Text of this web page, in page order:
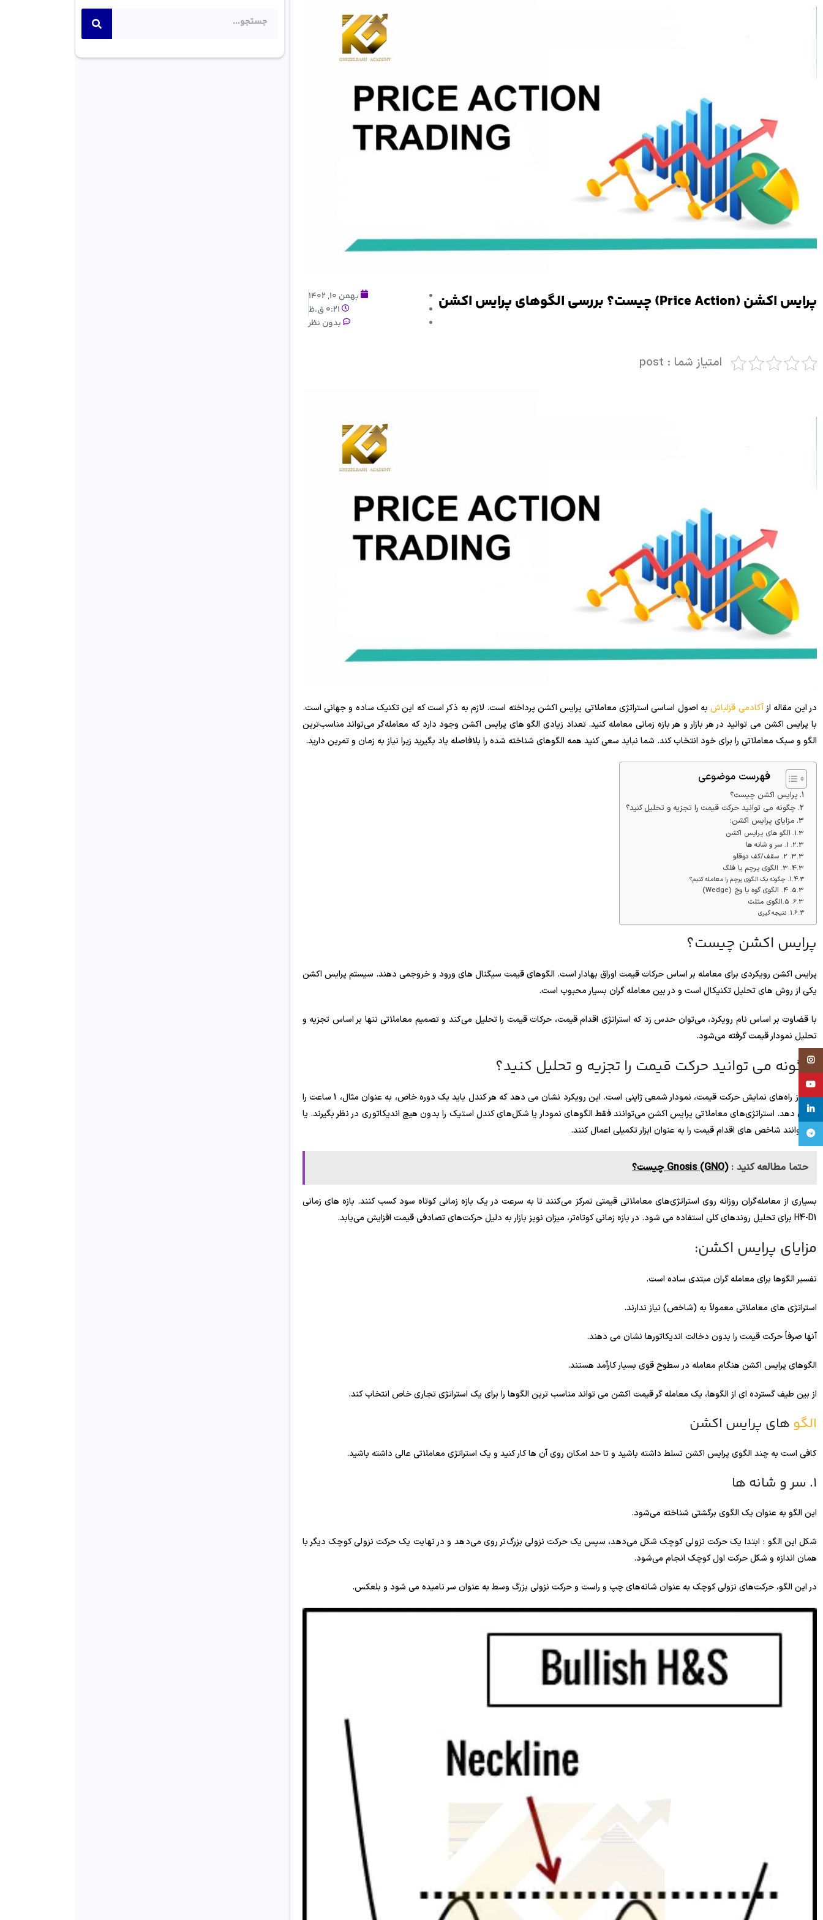
پرایس اکشن (Price Action) چیست؟ بررسی الگوهای پرایس اکشن
بهمن 10, 1402
0:21 ق.ظ
بدون نظر
امتیاز شما : post
در این مقاله از آکادمی قزلباشبه اصول اساسی استراتژی معاملاتی پرایس اکشن پرداخته است. لازم به ذکر است که این تکنیک ساده و جهانی است.
با پرایس اکشن می توانید در هر بازار و هر بازه زمانی معامله کنید. تعداد زیادی الگو های پرایس اکشن وجود دارد که معامله‌گر می‌تواند مناسب‌ترین
الگو و سبک معاملاتی را برای خود انتخاب کند. شما نباید سعی کنید همه الگوهای شناخته شده را بلافاصله یاد بگیرید زیرا نیاز به زمان و تمرین دارید.
فهرست موضوعی
پرایس اکشن چیست؟
چگونه می توانید حرکت قیمت را تجزیه و تحلیل کنید؟
مزایای پرایس اکشن:
الگو های پرایس اکشن
1. سر و شانه ها
2. سقف/کف دوقلو
3. الگوی پرچم یا فلگ
چگونه یک الگوی پرچم را معامله کنیم؟
4. الگوی گوه یا وج (Wedge)
5.الگوی مثلث
نتیجه گیری
پرایس اکشن چیست؟
پرایس اکشن رویکردی برای معامله بر اساس حرکات قیمت اوراق بهادار است. الگوهای قیمت سیگنال های ورود و خروجمی دهند. سیستم پرایس اکشن
یکی از روش های تحلیل تکنیکال است و در بین معامله گران بسیار محبوب است.
با قضاوت بر اساس نام رویکرد، می‌توان حدس زد که استراتژی اقدام قیمت، حرکات قیمت را تحلیل می‌کند و تصمیم معاملاتی تنها بر اساس تجزیه و
تحلیل نمودار قیمت گرفته می‌شود.
چگونه می توانید حرکت قیمت را تجزیه و تحلیل کنید؟
یکی از راه‌های نمایش حرکت قیمت، نمودار شمعی ژاپنی است. این رویکرد نشان می دهد که هر کندل باید یک دوره خاص، به عنوان مثال، 1 ساعت را
نشان دهد. استراتژی‌های معاملاتی پرایس اکشن می‌توانند فقط الگوهای نمودار یا شکل‌های کندل استیک را بدون هیچ اندیکاتوری در نظر بگیرند. یا
می توانند شاخص های اقدام قیمت را به عنوان ابزار تکمیلی اعمال کنند.
حتما مطالعه کنید : Gnosis (GNO) چیست؟
بسیاری از معامله‌گران روزانه روی استراتژی‌های معاملاتی قیمتی تمرکز می‌کنند تا به سرعت در یک بازه زمانی کوتاه سود کسب کنند. بازه های زمانی
H4-D1 برای تحلیل روندهای کلی استفاده می شود. در بازه زمانی کوتاه‌تر، میزان نویز بازار به دلیل حرکت‌های تصادفی قیمت افزایش می‌یابد.
مزایای پرایس اکشن:
تفسیر الگوها برای معامله گران مبتدی ساده است.
استراتژی های معاملاتی معمولاً به (شاخص) نیاز ندارند.
آنها صرفاً حرکت قیمت را بدون دخالت اندیکاتورها نشان می دهند.
الگوهای پرایس اکشن هنگام معامله در سطوح قوی بسیار کارآمد هستند.
از بین طیف گسترده ای از الگوها، یک معامله گر قیمت اکشن می تواند مناسب ترین الگوها را برای یک استراتژی تجاری خاص انتخاب کند.
الگو های پرایس اکشن
کافی است به چند الگوی پرایس اکشن تسلط داشته باشید و تا حد امکان روی آن ها کار کنید و یک استراتژی معاملاتی عالی داشته باشید.
1. سر و شانه ها
این الگو به عنوان یک الگوی برگشتی شناخته می‌شود.
شکل این الگو : ابتدا یک حرکت نزولی کوچک شکل می‌دهد، سپس یک حرکت نزولی بزرگ‌تر روی می‌دهد و در نهایت یک حرکت نزولی کوچک دیگر با
همان اندازه و شکل حرکت اول کوچک انجام می‌شود.
در این الگو، حرکت‌های نزولی کوچک به عنوان شانه‌های چپ و راست و حرکت نزولی بزرگ وسط به عنوان سر نامیده می شود و بلعکس.
Instagram
linkedin
تلگرام